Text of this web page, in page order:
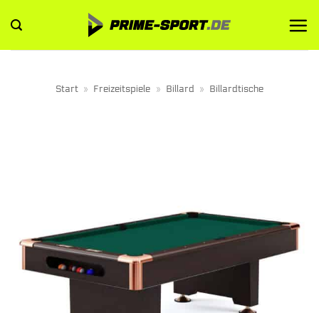
Inhalt
springen
Start » Freizeitspiele » Billard » Billardtische